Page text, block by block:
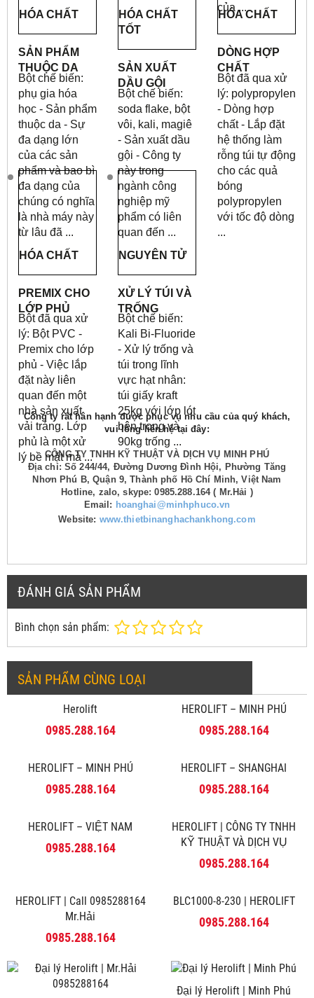
của ...
HÓA CHẤT
SẢN PHẨM
THUỘC DA
Bột chế biến:
phụ gia hóa
học - Sản phẩm
thuộc da - Sự
đa dạng lớn
của các sản
phẩm và bao bì
đa dạng của
chúng có nghĩa
là nhà máy này
từ lâu đã ...
HÓA CHẤT
TỐT
SẢN XUẤT
DẦU GỘI
Bột chế biến:
soda flake, bột
vôi, kali, magiê
- Sản xuất dầu
gội - Công ty
này trong
ngành công
nghiệp mỹ
phẩm có liên
quan đến ...
HÓA CHẤT
DÒNG HỢP
CHẤT
Bột đã qua xử
lý: polypropylen
- Dòng hợp
chất - Lắp đặt
hệ thống làm
rỗng túi tự động
cho các quả
bóng
polypropylen
với tốc độ dòng
...
HÓA CHẤT
PREMIX CHO
LỚP PHỦ
Bột đã qua xử
lý: Bột PVC -
Premix cho lớp
phủ - Việc lắp
đặt này liên
quan đến một
nhà sản xuất
vải tráng. Lớp
phủ là một xử
lý bề mặt mà ...
NGUYÊN TỬ
XỬ LÝ TÚI VÀ
TRỐNG
Bột chế biến:
Kali Bi-Fluoride
- Xử lý trống và
túi trong lĩnh
vực hạt nhân:
túi giấy kraft
25kg với lớp lót
bên trong và
90kg trống ...
Công ty rất hân hạnh được phục vụ nhu cầu của quý khách,
vui lòng liên hệ tại đây:
CÔNG TY TNHH KỸ THUẬT VÀ DỊCH VỤ MINH PHÚ
Địa chỉ: Số 244/44, Đường Dương Đình Hội, Phường Tăng
Nhơn Phú B, Quận 9, Thành phố Hồ Chí Minh, Việt Nam
Hotline, zalo, skype: 0985.288.164 ( Mr.Hải )
Email: hoanghai@minhphuco.vn
Website: www.thietbinanghachankhong.com
ĐÁNH GIÁ SẢN PHẨM
Bình chọn sản phẩm:
SẢN PHẨM CÙNG LOẠI
Herolift HEROLIFT – MINH PHÚ